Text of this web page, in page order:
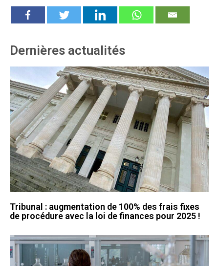
Dernières actualités
Tribunal : augmentation de 100% des frais fixes
de procédure avec la loi de finances pour 2025 !